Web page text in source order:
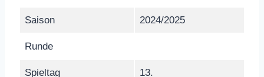
Saison 2024/2025
Runde
Spieltag 13.